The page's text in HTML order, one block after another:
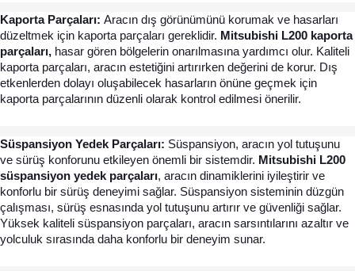
Kaporta Parçaları: Aracın dış görünümünü korumak ve hasarları
düzeltmek için kaporta parçaları gereklidir. Mitsubishi L200 kaporta
parçaları, hasar gören bölgelerin onarılmasına yardımcı olur. Kaliteli
kaporta parçaları, aracın estetiğini artırırken değerini de korur. Dış
etkenlerden dolayı oluşabilecek hasarların önüne geçmek için
kaporta parçalarının düzenli olarak kontrol edilmesi önerilir.
Süspansiyon Yedek Parçaları: Süspansiyon, aracın yol tutuşunu
ve sürüş konforunu etkileyen önemli bir sistemdir. Mitsubishi L200
süspansiyon yedek parçaları, aracın dinamiklerini iyileştirir ve
konforlu bir sürüş deneyimi sağlar. Süspansiyon sisteminin düzgün
çalışması, sürüş esnasında yol tutuşunu artırır ve güvenliği sağlar.
Yüksek kaliteli süspansiyon parçaları, aracın sarsıntılarını azaltır ve
yolculuk sırasında daha konforlu bir deneyim sunar.